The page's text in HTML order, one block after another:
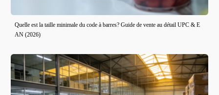
Quelle est la taille minimale du code à barres? Guide de vente au détail UPC & E
AN (2026)